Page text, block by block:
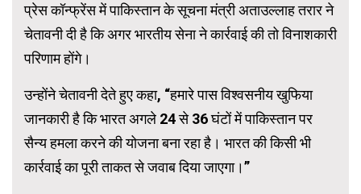
प्रेस कॉन्फ्रेंस में पाकिस्तान के सूचना मंत्री अताउल्लाह तरार ने
चेतावनी दी है कि अगर भारतीय सेना ने कार्रवाई की तो विनाशकारी
परिणाम होंगे।
उन्होंने चेतावनी देते हुए कहा, “हमारे पास विश्वसनीय खुफिया
जानकारी है कि भारत अगले 24 से 36 घंटों में पाकिस्तान पर
सैन्य हमला करने की योजना बना रहा है। भारत की किसी भी
कार्रवाई का पूरी ताकत से जवाब दिया जाएगा।”